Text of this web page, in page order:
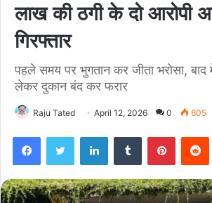
लाख की ठगी के दो आरोपी
गिरफ्तार
पहले समय पर भुगतान कर जीता भरोसा, बाद
लेकर दुकान बंद कर फरार
Raju Tated April 12, 2026 0 605
FacebookTwitter LinkedInTumblr Pinterest